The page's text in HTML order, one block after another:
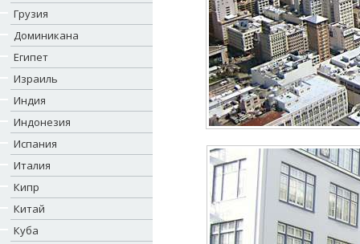
Грузия
Доминикана
Египет
Израиль
Индия
Индонезия
Испания
Италия
Кипр
Китай
Куба